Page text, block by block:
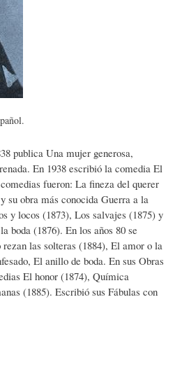
publica Una mujer generosa,
En 1938 escribió la comedia El
fueron: La fineza del querer
su obra más conocida Guerra a la
y locos (1873), Los salvajes (1875) y
boda (1876). En los años 80 se
las solteras (1884), El amor o la
El anillo de boda. En sus Obras
El honor (1874), Química
(1885). Escribió sus Fábulas con